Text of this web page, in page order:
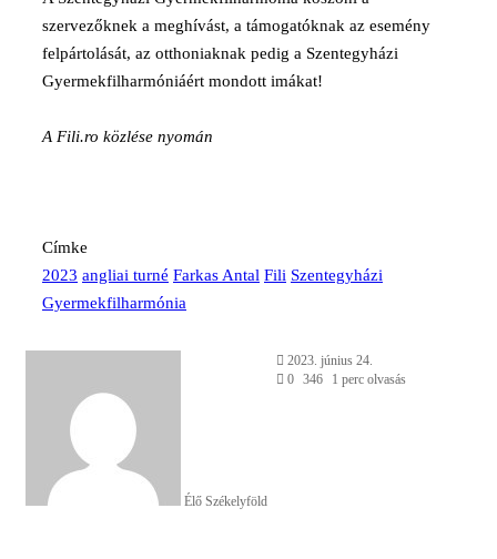
szervezőknek a meghívást, a támogatóknak az esemény
felpártolását, az otthoniaknak pedig a Szentegyházi
Gyermekfilharmóniáért mondott imákat!
A Fili.ro közlése nyomán
Címke
2023 angliai turné Farkas Antal Fili Szentegyházi
Gyermekfilharmónia
Élő Székelyföld
Send
an
2023. június 24.
0 346 1 perc olvasás